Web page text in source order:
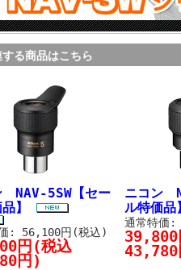
する商品はこちら
NAV-5SW【セー
品】
: 56,100円(税込)
円(税込
円)
ニコン
ル特価品
通常特価
39,800
43,780